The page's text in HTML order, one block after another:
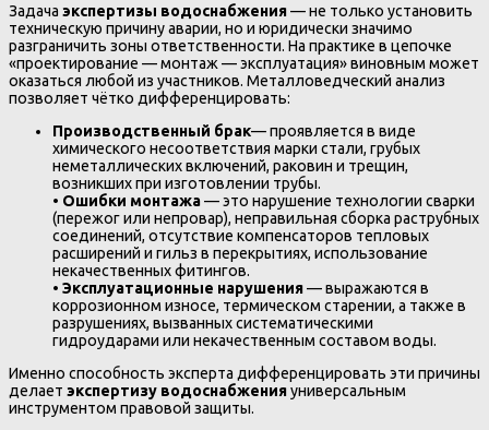
Задача экспертизы водоснабжения— не только установить
техническую причину аварии, но и юридически значимо
разграничить зоны ответственности. На практике в цепочке
«проектирование — монтаж — эксплуатация» виновным может
оказаться любой из участников. Металловедческий анализ
позволяет чётко дифференцировать:
Производственный брак— проявляется в виде
химического несоответствия марки стали, грубых
неметаллических включений, раковин и трещин,
возникших при изготовлении трубы.
• Ошибки монтажа— это нарушение технологии сварки
(пережог или непровар), неправильная сборка раструбных
соединений, отсутствие компенсаторов тепловых
расширений и гильз в перекрытиях, использование
некачественных фитингов.
• Эксплуатационные нарушения— выражаются в
коррозионном износе, термическом старении, а также в
разрушениях, вызванных систематическими
гидроударами или некачественным составом воды.
Именно способность эксперта дифференцировать эти причины
делает экспертизу водоснабженияуниверсальным
инструментом правовой защиты.